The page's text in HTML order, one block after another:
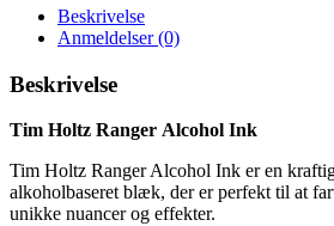
Beskrivelse
Anmeldelser (0)
Beskrivelse
Tim Holtz Ranger Alcohol Ink
Tim Holtz Ranger Alcohol Ink er en
alkoholbaseret blæk, der er perfekt til at
unikke nuancer og effekter.